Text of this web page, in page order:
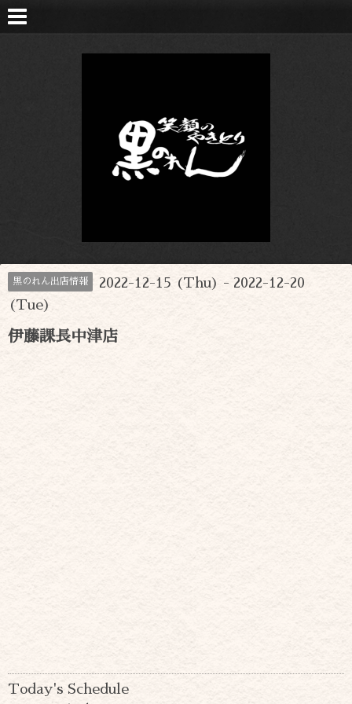
黒のれん出店情報
2022-12-15 (Thu) - 2022-12-20
(Tue)
伊藤課長中津店
Today's Schedule